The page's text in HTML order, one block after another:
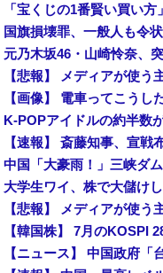
「宝くじの1番賢い買い
国旗損壊罪、一般人も令
【画像】 電車ってこうし
大学生ワイ、株で大儲け